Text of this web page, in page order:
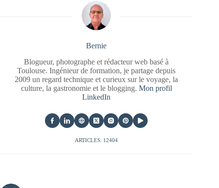
Bernie
Blogueur, photographe et rédacteur web basé à
Toulouse. Ingénieur de formation, je partage depuis
2009 un regard technique et curieux sur le voyage, la
culture, la gastronomie et le blogging. Mon profil
LinkedIn
ARTICLES: 12404